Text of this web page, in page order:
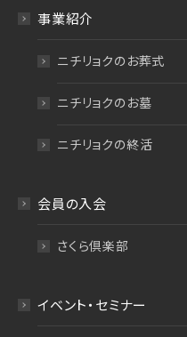
事業紹介
ニチリョクのお葬式
ニチリョクのお墓
ニチリョクの終活
会員の入会
さくら倶楽部
イベント・セミナー